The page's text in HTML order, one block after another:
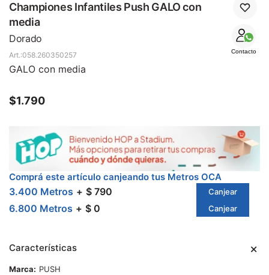
Championes Infantiles Push GALO con
media
Dorado
Contacto
058.260350257
GALO con media
$1.790
Comprá este artículo canjeando tus Metros OCA
3.400 Metros $ 790 Canjear
6.800 Metros $ 0 Canjear
Características
Marca
PUSH